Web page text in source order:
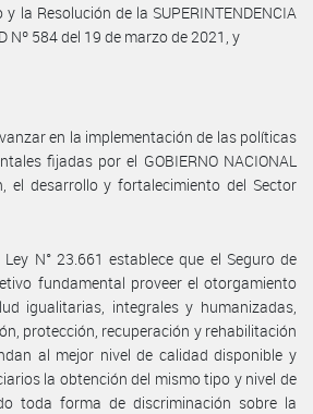
la Resolución de la SUPERINTENDENCIA
Nº 584 del 19 de marzo de 2021, y
en la implementación de las políticas
fijadas por el GOBIERNO NACIONAL
el desarrollo y fortalecimiento del Sector
N° 23.661 establece que el Seguro de
fundamental proveer el otorgamiento
igualitarias, integrales y humanizadas,
protección, recuperación y rehabilitación
al mejor nivel de calidad disponible y
la obtención del mismo tipo y nivel de
toda forma de discriminación sobre la